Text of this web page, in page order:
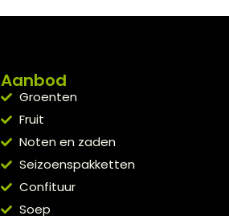
Aanbod
Groenten
Fruit
Noten en zaden
Seizoenspakketten
Confituur
Soep